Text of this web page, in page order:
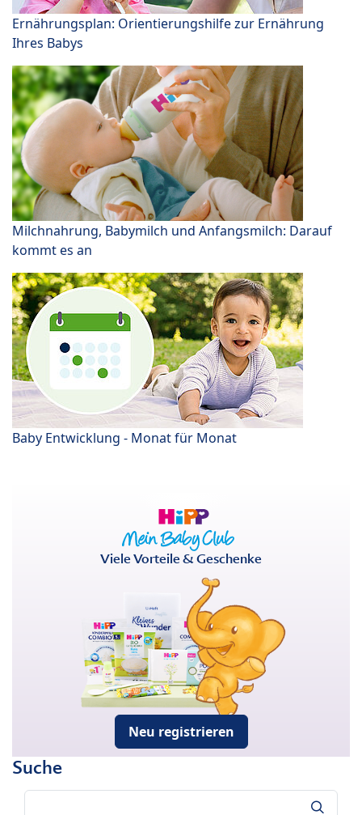
Ernährungsplan: Orientierungshilfe zur Ernährung
Ihres Babys
Milchnahrung, Babymilch und Anfangsmilch: Darauf
kommt es an
Baby Entwicklung - Monat für Monat
Viele Vorteile & Geschenke
Neu registrieren
Suche